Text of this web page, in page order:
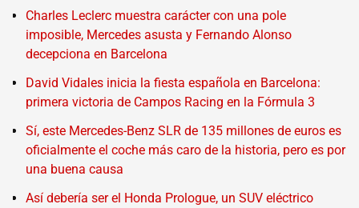
Charles Leclerc muestra carácter con una pole
imposible, Mercedes asusta y Fernando Alonso
decepciona en Barcelona
David Vidales inicia la fiesta española en Barcelona:
primera victoria de Campos Racing en la Fórmula 3
Sí, este Mercedes-Benz SLR de 135 millones de euros es
oficialmente el coche más caro de la historia, pero es por
una buena causa
Así debería ser el Honda Prologue, un SUV eléctrico